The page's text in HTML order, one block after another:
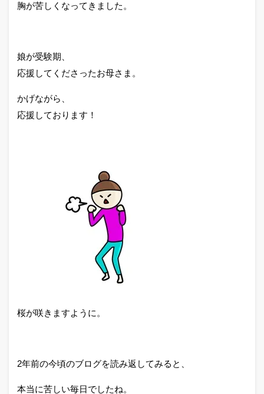
胸が苦しくなってきました。
娘が受験期、
応援してくださったお母さま。
かげながら、
応援しております！
桜が咲きますように。
2年前の今頃のブログを読み返してみると、
本当に苦しい毎日でしたね。